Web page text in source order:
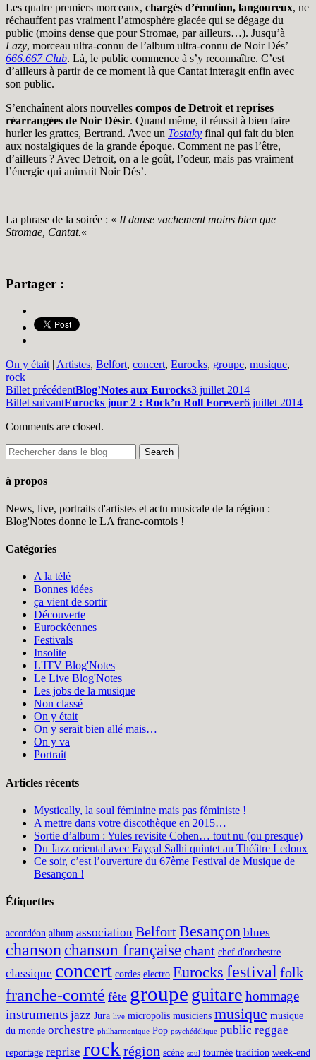
Les quatre premiers morceaux, chargés d’émotion, langoureux, ne
réchauffent pas vraiment l’atmosphère glacée qui se dégage du
public (moins dense que pour Stromae, par ailleurs…). Jusqu’à
Lazy, morceau ultra-connu de l’album ultra-connu de Noir Dés’
666.667 Club. Là, le public commence à s’y reconnaître. C’est
d’ailleurs à partir de ce moment là que Cantat interagit enfin avec
son public.
S’enchaînent alors nouvelles compos de Detroit et reprises
réarrangées de Noir Désir. Quand même, il réussit à bien faire
hurler les grattes, Bertrand. Avec un Tostaky final qui fait du bien
aux nostalgiques de la grande époque. Comment ne pas l’être,
d’ailleurs ? Avec Detroit, on a le goût, l’odeur, mais pas vraiment
l’énergie qui animait Noir Dés’.
La phrase de la soirée : « Il danse vachement moins bien que
Stromae, Cantat.«
Partager :
On y était | Artistes, Belfort, concert, Eurocks, groupe, musique,
rock
Billet précédentBlog’Notes aux Eurocks3 juillet 2014
Billet suivantEurocks jour 2 : Rock’n Roll Forever6 juillet 2014
Comments are closed.
à propos
News, live, portraits d'artistes et actu musicale de la région :
Blog'Notes donne le LA franc-comtois !
Catégories
A la télé
Bonnes idées
ça vient de sortir
Découverte
Eurockéennes
Festivals
Insolite
L'ITV Blog'Notes
Le Live Blog'Notes
Les jobs de la musique
Non classé
On y était
On y serait bien allé mais…
On y va
Portrait
Articles récents
Mystically, la soul féminine mais pas féministe !
A mettre dans votre discothèque en 2015…
Sortie d’album : Yules revisite Cohen… tout nu (ou presque)
Du Jazz oriental avec Fayçal Salhi quintet au Théâtre Ledoux
Ce soir, c’est l’ouverture du 67ème Festival de Musique de
Besançon !
Étiquettes
accordéon album association Belfort Besançon blues
chansonchanson françaisechant chef d'orchestre
classique concert cordes electro Eurocks festival folk
franche-comté fête groupe guitare hommage
instruments jazz Jura live micropolis musiciens musique musique
du monde orchestre philharmonique Pop psychédélique public reggae
reportage reprise rock région scène soul tournée tradition week-end